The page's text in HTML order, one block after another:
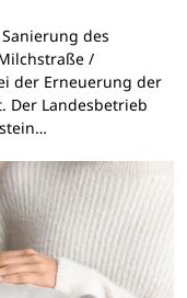
des
/
der Erneuerung der
Der Landesbetrieb